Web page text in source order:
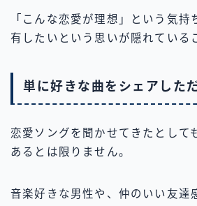
「こんな恋愛が理想」という気持
有したいという思いが隠れている
単に好きな曲をシェアした
恋愛ソングを聞かせてきたとして
あるとは限りません。
音楽好きな男性や、仲のいい友達